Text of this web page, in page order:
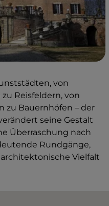
von
Reisfeldern, von
zu Bauernhöfen – der
seine Gestalt
Überraschung nach
Rundgänge,
Vielfalt